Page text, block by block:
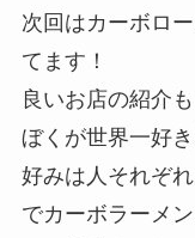
次回はカーボロ
てます！
良いお店の紹介
ぼくが世界一好
好みは人それぞ
でカーボラーメ